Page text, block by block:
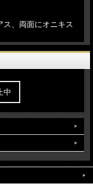
ス、両面にオニキス
中